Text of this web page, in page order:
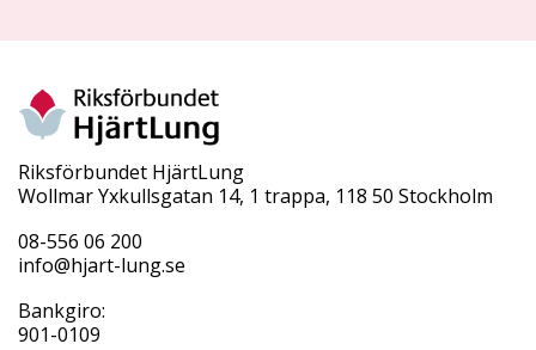
Riksförbundet HjärtLung
Wollmar Yxkullsgatan 14, 1 trappa, 118 50 Stockholm
08-556 06 200
info@hjart-lung.se
Bankgiro:
901-0109